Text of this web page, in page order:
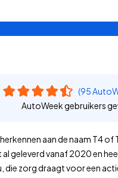
(95
AutoWeek gebruikers
aan de naam T4
geleverd vanaf 2020 en
zorg draagt voor een